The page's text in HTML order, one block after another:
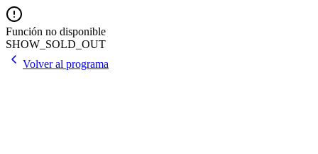
Función no disponible
SHOW_SOLD_OUT
Volver al programa